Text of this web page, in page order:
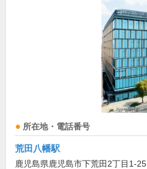
所在地・電話番号
荒田八幡駅
鹿児島県鹿児島市下荒田2丁目1-25